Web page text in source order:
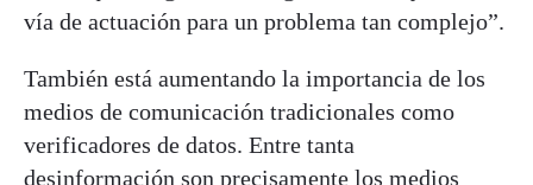
vía de actuación para un problema tan complejo”.
También está aumentando la importancia de los
medios de comunicación tradicionales como
verificadores de datos. Entre tanta
desinformación son precisamente los medios